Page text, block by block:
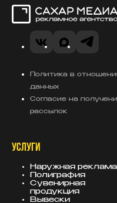
VK Telegram
MAX
Политика в
данных
Согласие на
рассылок
УСЛУГИ
Наружная реклама
Полиграфия
Сувенирная
продукция
Вывески